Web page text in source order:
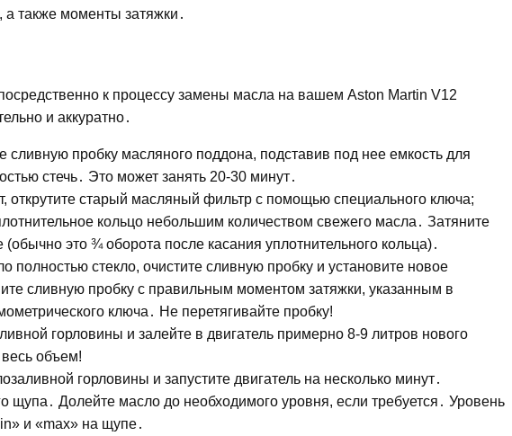
также моменты затяжки․
к процессу замены масла на вашем Aston Martin V12
и аккуратно․
сливную пробку масляного поддона, подставив под нее емкость для
стечь․ Это может занять 20-30 минут․
открутите старый масляный фильтр с помощью специального ключа;
кольцо небольшим количеством свежего масла․ Затяните
это ¾ оборота после касания уплотнительного кольца)․
полностью стекло, очистите сливную пробку и установите новое
сливную пробку с правильным моментом затяжки, указанным в
ключа․ Не перетягивайте пробку!
горловины и залейте в двигатель примерно 8-9 литров нового
объем!
горловины и запустите двигатель на несколько минут․
Долейте масло до необходимого уровня, если требуется․ Уровень
и «max» на щупе․